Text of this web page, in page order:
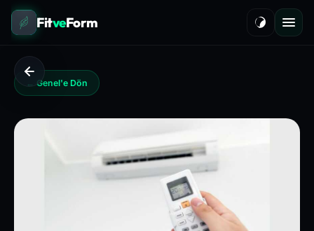
FitveForm
← Genel'e Dön